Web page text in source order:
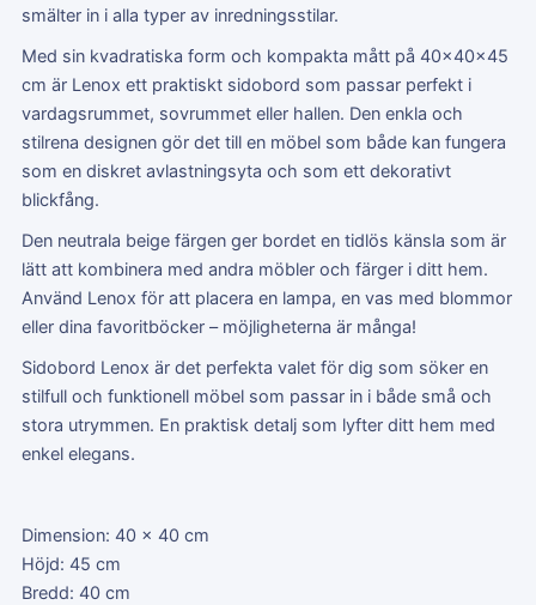
smälter in i alla typer av inredningsstilar.
Med sin kvadratiska form och kompakta mått på 40x40x45
cm är Lenox ett praktiskt sidobord som passar perfekt i
vardagsrummet, sovrummet eller hallen. Den enkla och
stilrena designen gör det till en möbel som både kan fungera
som en diskret avlastningsyta och som ett dekorativt
blickfång.
Den neutrala beige färgen ger bordet en tidlös känsla som är
lätt att kombinera med andra möbler och färger i ditt hem.
Använd Lenox för att placera en lampa, en vas med blommor
eller dina favoritböcker – möjligheterna är många!
Sidobord Lenox är det perfekta valet för dig som söker en
stilfull och funktionell möbel som passar in i både små och
stora utrymmen. En praktisk detalj som lyfter ditt hem med
enkel elegans.
Dimension: 40 x 40 cm
Höjd: 45 cm
Bredd: 40 cm